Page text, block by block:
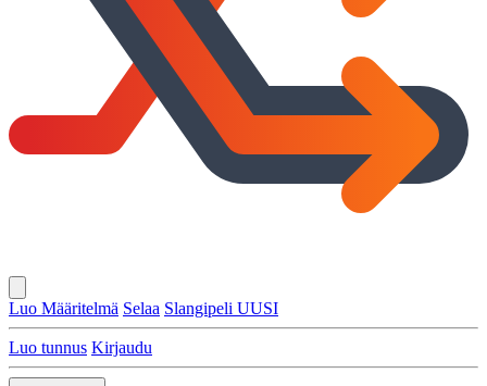
Luo Määritelmä Selaa Slangipeli UUSI
Luo tunnus Kirjaudu